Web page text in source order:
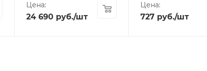
Цена:
24 690 руб./шт
Цена:
727 руб./шт